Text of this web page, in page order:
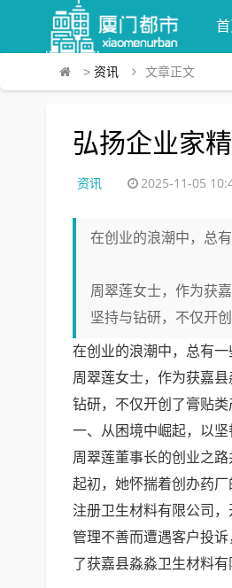
> 资讯 文章正文
弘扬企业家
资讯 2025-11-05
在创业的浪潮中，总
周翠莲女士，作为获
坚持与钻研，不仅开
在创业的浪潮中，总有
周翠莲女士，作为获嘉
钻研，不仅开创了膏贴
一、从困境中崛起，以坚
周翠莲董事长的创业之路
起初，她怀揣着创办药
注册卫生材料有限公司
管理不善而遭遇客户投
了获嘉县淼淼卫生材料有